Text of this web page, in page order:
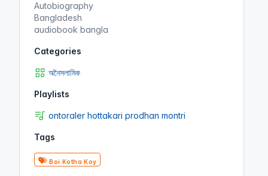
Autobiography
Bangladesh
audiobook bangla
Categories
অনৈসলামিক
Playlists
ontoraler hottakari prodhan montri
Tags
Boi Kotha Koy